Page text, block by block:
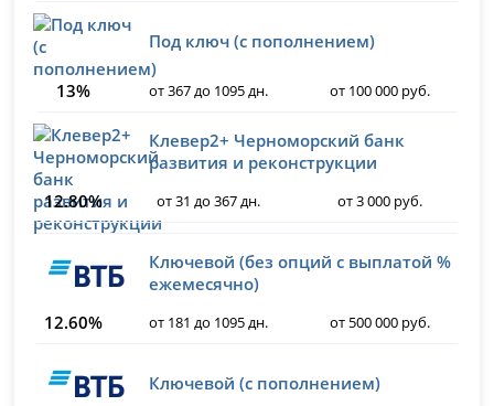
Под ключ (с пополнением)
13% от 367 до 1095 дн. от 100 000 руб.
Клевер2+ Черноморский банк
развития и реконструкции
12.80%
от 31 до 367 дн. от 3 000 руб.
Ключевой (без опций с выплатой %
ежемесячно)
12.60%
от 181 до 1095 дн. от 500 000 руб.
Ключевой (с пополнением)